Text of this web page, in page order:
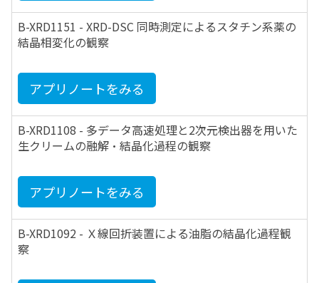
B-XRD1151 - XRD-DSC 同時測定によるスタチン系薬の
結晶相変化の観察
アプリノートをみる
B-XRD1108 - 多データ高速処理と2次元検出器を用いた
生クリームの融解・結晶化過程の観察
アプリノートをみる
B-XRD1092 - Ｘ線回折装置による油脂の結晶化過程観
察